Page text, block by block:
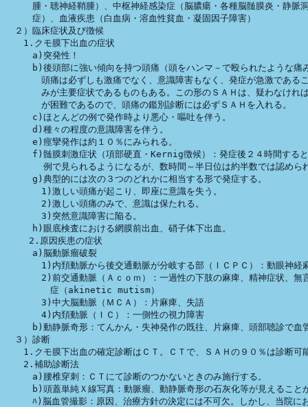
腫・聴神経鞘腫）、中枢神経感染症（脳膿瘍・各種脳髄膜炎・静脈
症）、血液疾患（白血病・溶血性貧血・凝固因子障害）
２）臨床症状及び徴候
1.クモ膜下出血の症状
a)突発性！
b)後頭部に強い傾向を持つ頭痛（頭をハンマ－で殴られたような痛
頭痛は必ずしも激痛でなく、意識障害もなく、発症が急激である
みが主要症状であるものもある。この形のＳＡＨは、疑わなけれ
が困難であるので、頭痛の鑑別診断には必ずＳＡＨを入れる。
c)ほとんどの例で発作時より悪心・嘔吐を伴う。
d)種々の程度の意識障害を伴う。
e)痙攣発作は約１０％にみられる。
f)髄膜刺激症状（項部硬直・Kernig徴候）：発症後２４時間すると
例で見られるようになるが、数時間～半日位は約半数では認めら
g)典型的には次の３つのどれかに相当する形で発症する。
1)激しい頭痛が起こり、即座に意識を失う。
2)激しい頭痛のみで、意識は保たれる。
3)突然意識障害に陥る。
h)眼底検査における網膜前出血、硝子体下出血。
2.原因疾患の症状
a)脳動脈瘤破裂
1)内頚動脈から後交通動脈が分岐する部（ＩＣＰＣ）：動眼神経
2)前交通動脈（Ａｃｏｍ）：一過性の下肢の麻痺、精神症状、無
症（akinetic mutism）
3)中大脳動脈（ＭＣＡ）：片麻痺、失語
4)内頚動脈（ＩＣ）：一側性の視力障害
b)動静脈奇形：てんかん・失神発作の既往、片麻痺、頭部聴診で血
３）診断
1.クモ膜下出血の確定診断はＣＴ。ＣＴで、ＳＡＨの９０％は診断可
2.補助診断法
a)腰椎穿刺：ＣＴにて診断のつかないときのみ施行する。
b)頭蓋単純Ｘ線写真：動脈瘤、動静脈奇形の石灰化等が見えること
ﾊ)脳血管撮影：原因、治療方針の決定には不可欠。しかし、当院に